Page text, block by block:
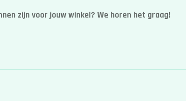
zijn voor jouw winkel? We horen het graag!